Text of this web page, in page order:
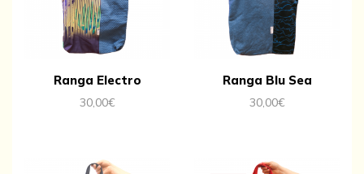
Ranga Electro
30,00€
Ranga Blu Sea
30,00€